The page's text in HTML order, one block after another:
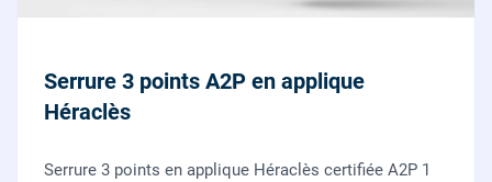
Serrure 3 points A2P en applique
Héraclès
Serrure 3 points en applique Héraclès certifiée A2P 1